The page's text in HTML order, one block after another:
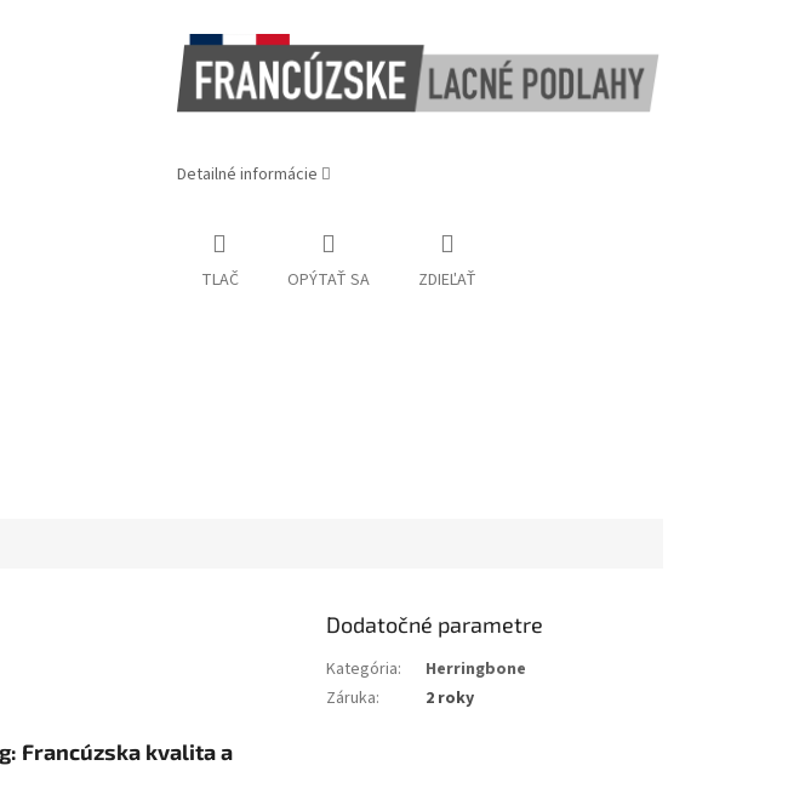
Detailné informácie
TLAČ OPÝTAŤ SA ZDIEĽAŤ
Francúzska kvalita a
Dodatočné parametre
Kategória:
Herringbone
Záruka: 2 roky